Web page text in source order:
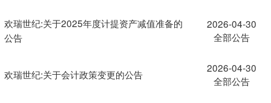
欢瑞世纪:关于2025年度计提资产减值准备的
公告
2026-04-30
全部公告
欢瑞世纪:关于会计政策变更的公告
2026-04-30
全部公告